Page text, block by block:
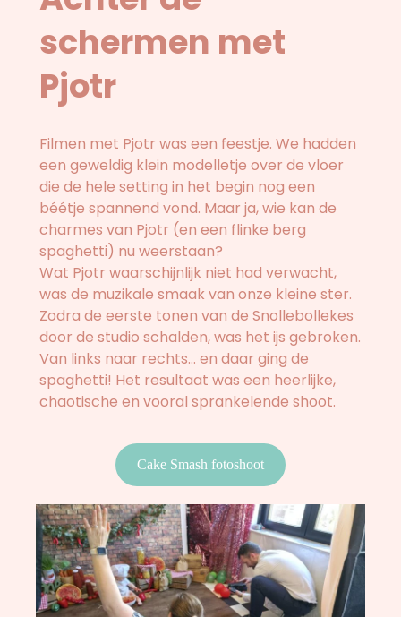
schermen met
Pjotr
Filmen met Pjotr was een feestje. We hadden
een geweldig klein modelletje over de vloer
die de hele setting in het begin nog een
béétje spannend vond. Maar ja, wie kan de
charmes van Pjotr (en een flinke berg
spaghetti) nu weerstaan?
Wat Pjotr waarschijnlijk niet had verwacht,
was de muzikale smaak van onze kleine ster.
Zodra de eerste tonen van de Snollebollekes
door de studio schalden, was het ijs gebroken.
Van links naar rechts… en daar ging de
spaghetti! Het resultaat was een heerlijke,
chaotische en vooral sprankelende shoot.
Cake Smash fotoshoot